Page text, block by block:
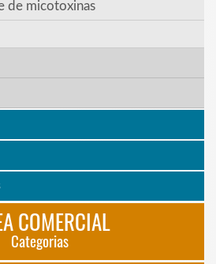
de micotoxinas
COMERCIAL
Categorias